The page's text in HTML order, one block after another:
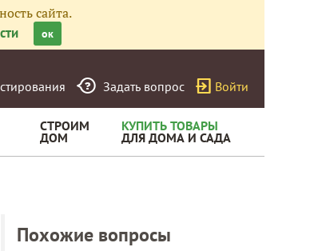
сайта.
ок
Задать вопрос Войти
СТРОИМ
ДОМ
КУПИТЬ ТОВАРЫ
ДЛЯ ДОМА И САДА
Похожие вопросы